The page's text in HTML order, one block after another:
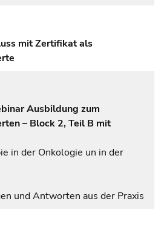
mit Zertifikat als
Ausbildung zum
– Block 2, Teil B mit
in der Onkologie un in der
und Antworten aus der Praxis